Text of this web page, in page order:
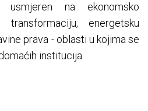
na ekonomsko
transformaciju, energetsku
prava - oblasti u kojima se
institucija.